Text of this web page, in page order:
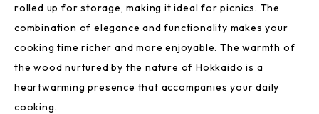
rolled up for storage, making it ideal for picnics. The
combination of elegance and functionality makes your
cooking time richer and more enjoyable. The warmth of
the wood nurtured by the nature of Hokkaido is a
heartwarming presence that accompanies your daily
cooking.